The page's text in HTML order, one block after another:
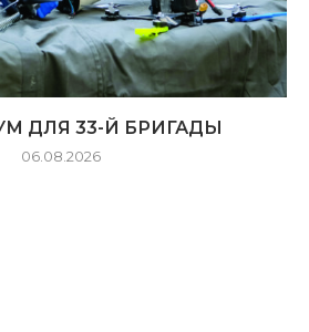
ДЛЯ 33-Й БРИГАДЫ
06.08.2026